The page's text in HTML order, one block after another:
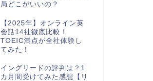
局どこがいいの？
【2025年】オンライン英
会話14社徹底比較！
TOEIC満点が全社体験し
てみた！
イングリードの評判は？1
カ月間受けてみた感想【リ